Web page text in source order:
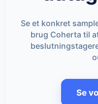
Se et konkret
brug Coherta til
Se